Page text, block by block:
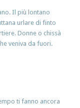
Il più lontano
urlare di finto
Donne o chissà
veniva da fuori.
ti fanno ancora